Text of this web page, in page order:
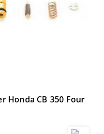
Honda CB 350 Four